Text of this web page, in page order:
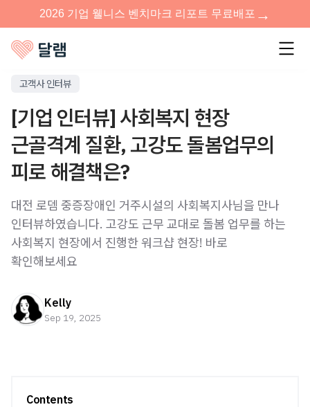
고객사 인터뷰
[기업 인터뷰] 사회복지 현장
근골격계 질환, 고강도 돌봄업무의
피로 해결책은?
대전 로뎀 중증장애인 거주시설의 사회복지사님을 만나
인터뷰하였습니다. 고강도 근무 교대로 돌봄 업무를 하는
사회복지 현장에서 진행한 워크샵 현장! 바로
확인해보세요
Kelly
Sep 19, 2025
Contents